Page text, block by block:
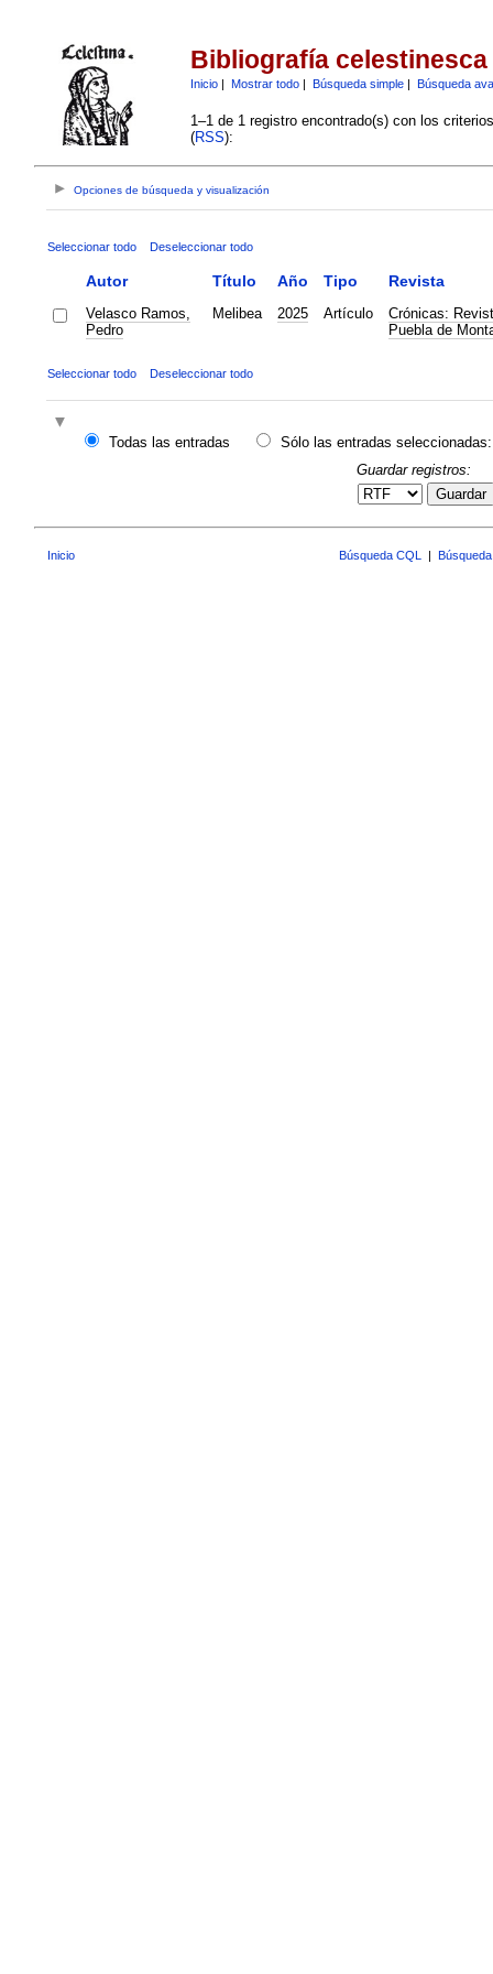
Bibliografía celestinesca
Inicio| Mostrar todo| Búsqueda simple| Búsqueda
1–1 de 1 registro encontrado(s) con los
(RSS):
Opciones de búsqueda y visualización
Seleccionar todo Deseleccionar todo
Autor Título Año Tipo Revista
Velasco Ramos,
Pedro
Melibea 2025 Artículo
Crónicas:
Puebla de
Seleccionar todo Deseleccionar todo
Todas las entradas
Sólo las entradas seleccionadas:
Guardar registros:
Guardar
Inicio Búsqueda CQL